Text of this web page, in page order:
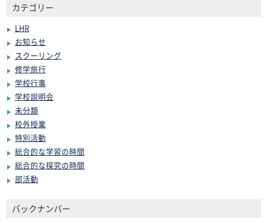
カテゴリー
LHR
お知らせ
スクーリング
修学旅行
学校行事
学校説明会
未分類
校外授業
特別活動
総合的な学習の時間
総合的な探究の時間
部活動
バックナンバー